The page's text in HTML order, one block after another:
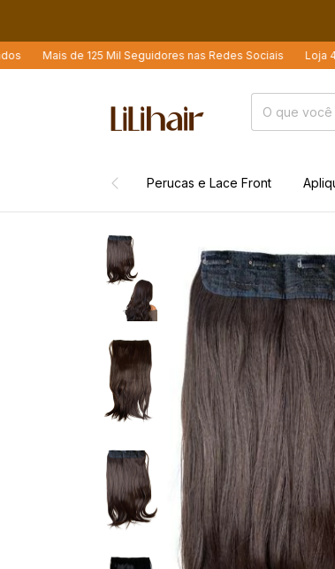
de 125 Mil Seguidores nas Redes Sociais Loja 4.6
Perucas e Lace Front